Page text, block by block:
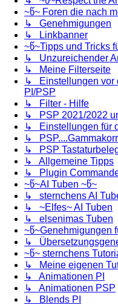
~წ~ Foren die nach
↳ Genehmigungen
↳ Linkbanner
~წ~Tipps und Tricks
↳ Unzureichender
↳ Meine Filterseite
↳ Einstellungen vor
PI/PSP
↳ Filter - Hilfe
↳ PSP 2021/2022
↳ Einstellungen für
↳
↳ PSP
↳ Allgemeine Tipps
↳ Plugin
~წ~AI Tuben ~წ~
↳ sternchens AI
↳ ~Elfes~ AI Tuben
↳ elsenimas Tuben
~წ~Genehmigungen
↳
~წ~ sternchens
↳ Meine eigenen
↳ Animationen PI
↳ Animationen PSP
↳ Blends PI